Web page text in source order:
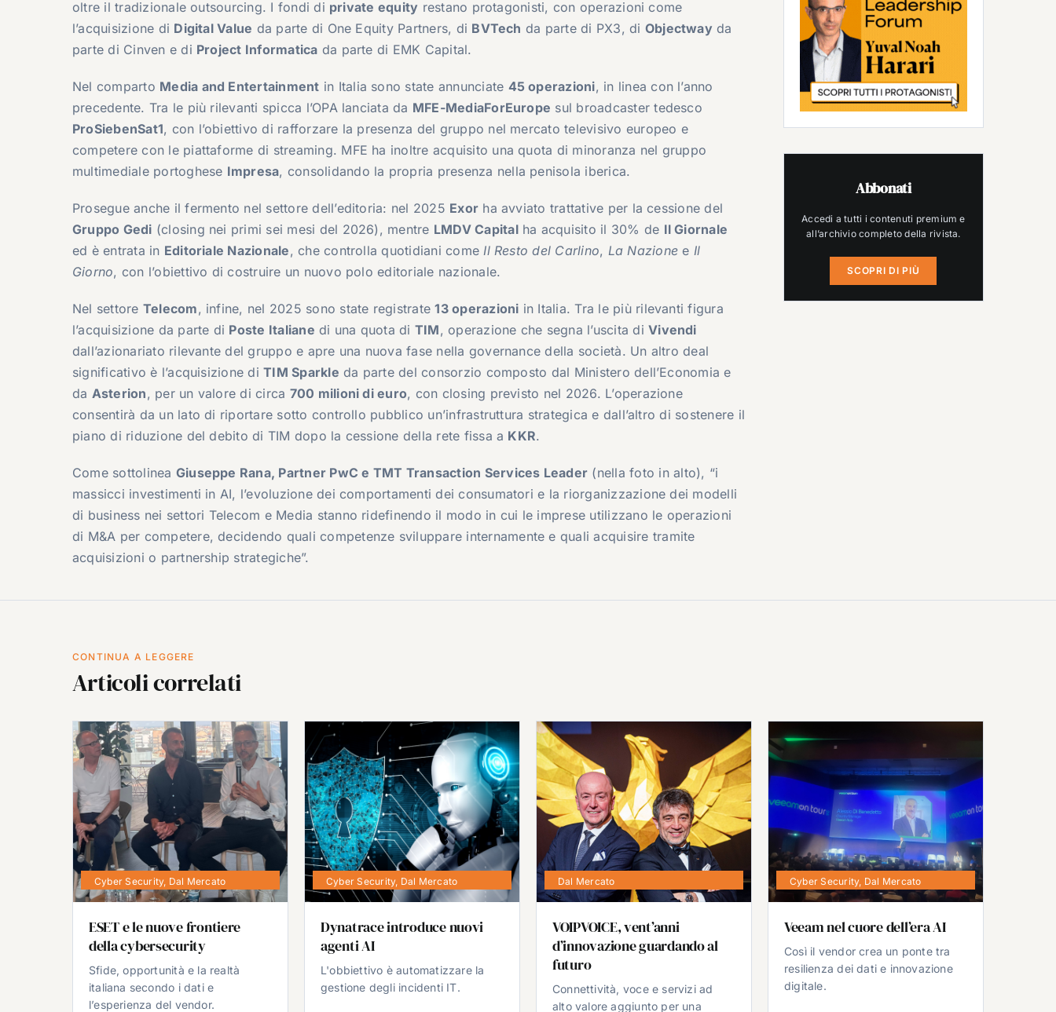
oltre il tradizionale outsourcing. I fondi di private equity restano protagonisti, con operazioni come
l’acquisizione di Digital Value da parte di One Equity Partners, di BVTech da parte di PX3, di Objectwayda
parte di Cinven e di Project Informatica da parte di EMK Capital.
Nel comparto Media and Entertainment in Italia sono state annunciate 45 operazioni, in linea con l’anno
precedente. Tra le più rilevanti spicca l’OPA lanciata da MFE-MediaForEurope sul broadcaster tedesco
ProSiebenSat1, con l’obiettivo di rafforzare la presenza del gruppo nel mercato televisivo europeo e
competere con le piattaforme di streaming. MFE ha inoltre acquisito una quota di minoranza nel gruppo
multimediale portoghese Impresa, consolidando la propria presenza nella penisola iberica.
Prosegue anche il fermento nel settore dell’editoria: nel 2025 Exor ha avviato trattative per la cessione del
Gruppo Gedi (closing nei primi sei mesi del 2026), mentre LMDV Capitalha acquisito il 30% de Il Giornale
ed è entrata in Editoriale Nazionale, che controlla quotidiani come Il Resto del Carlino, La Nazione e Il
Giorno, con l’obiettivo di costruire un nuovo polo editoriale nazionale.
Nel settore Telecom, infine, nel 2025 sono state registrate13 operazioni in Italia. Tra le più rilevanti figura
l’acquisizione da parte di Poste Italiane di una quota di TIM, operazione che segna l’uscita diVivendi
dall’azionariato rilevante del gruppo e apre una nuova fase nella governance della società. Un altro deal
significativo è l’acquisizione diTIM Sparkle da parte del consorzio composto dal Ministero dell’Economia e
da Asterion, per un valore di circa 700 milioni di euro, con closing previsto nel 2026. L’operazione
consentirà da un lato di riportare sotto controllo pubblico un’infrastruttura strategica e dall’altro di sostenere il
piano di riduzione del debito di TIM dopo la cessione della rete fissa a KKR.
Come sottolinea Giuseppe Rana, Partner PwC e TMT Transaction Services Leader (nella foto in alto), “i
massicci investimenti in AI, l’evoluzione dei comportamenti dei consumatori e la riorganizzazione dei modelli
di business nei settori Telecom e Media stanno ridefinendo il modo in cui le imprese utilizzano le operazioni
di M&A per competere, decidendo quali competenze sviluppare internamente e quali acquisire tramite
acquisizioni o partnership strategiche”.
Abbonati
Accedi a tutti i contenuti premium e
all’archivio completo della rivista.
SCOPRI DI PIÙ
CONTINUA A LEGGERE
Articoli correlati
Cyber Security, Dal Mercato
ESET e le nuove frontiere
della cybersecurity
Sfide, opportunità e la realtà
italiana secondo i dati e
l’esperienza del vendor.
Cyber Security, Dal Mercato
Dynatrace introduce nuovi
agenti AI
L'obbiettivo è automatizzare la
gestione degli incidenti IT.
Dal Mercato
VOIPVOICE, vent’anni
d’innovazione guardando al
futuro
Connettività, voce e servizi ad
alto valore aggiunto per una
Cyber Security, Dal Mercato
Veeam nel cuore dell’era AI
Così il vendor crea un ponte tra
resilienza dei dati e innovazione
digitale.